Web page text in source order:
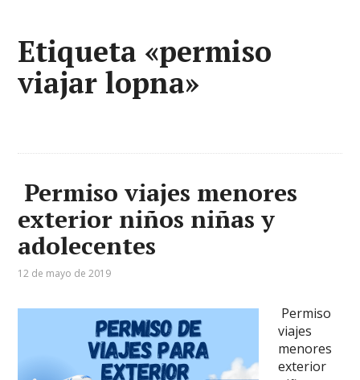
Etiqueta «permiso
viajar lopna»
Permiso viajes menores
exterior niños niñas y
adolecentes
12 de mayo de 2019
­ Permiso
viajes
menores
exterior